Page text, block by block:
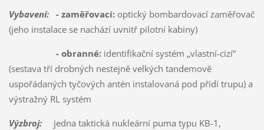
Vybavení: - zaměřovací:optický bombardovací zaměřovač
(jeho instalace se nachází uvnitř pilotní kabiny)
- obranné:identifikační systém „vlastní-cizí“
(sestava tří drobných nestejně velkých tandemově
uspořádaných tyčových antén instalovaná pod přídí trupu) a
výstražný RL systém
Výzbroj:jedna taktická nukleární puma typu KB-1,